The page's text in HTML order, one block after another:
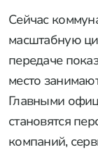
Сейчас
масштабную
передаче
место
Главными
становятся
компаний,